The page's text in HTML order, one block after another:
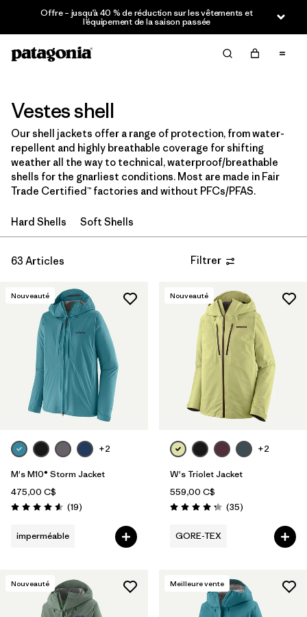
Offre – jusqu’à 40 % de réduction sur les vêtements et
l’équipement de la saison passée
Filter & Sort Effacer tout
Trier par
Filtrer par
Prix
Filtrer par
Taille
Filtrer par
Coupe
Filtrer par
Caractéristiques
Filtrer par
Filtrer par
Category
Vestes shell
Our shell jackets offer a range of protection, from water-
repellent and highly breathable coverage for shifting
weather all the way to technical, waterproof/breathable
shells for the gnarliest conditions. Most are made in Fair
Trade Certified™ factories and without PFCs/PFAS.
Hard Shells Soft Shells
63 Articles Filtrer
Nouveauté
+2
M's M10® Storm Jacket
475,00 C$
Évaluation: 4.6 / 5
(19Avis
)
imperméable
Nouveauté
+2
W's Triolet Jacket
559,00 C$
Évaluation: 4.2 / 5
(35Avis
)
GORE-TEX
Nouveauté Meilleure vente